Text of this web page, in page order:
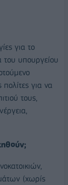
για το
του υπουργείου
για να
τους,
(χωρίς